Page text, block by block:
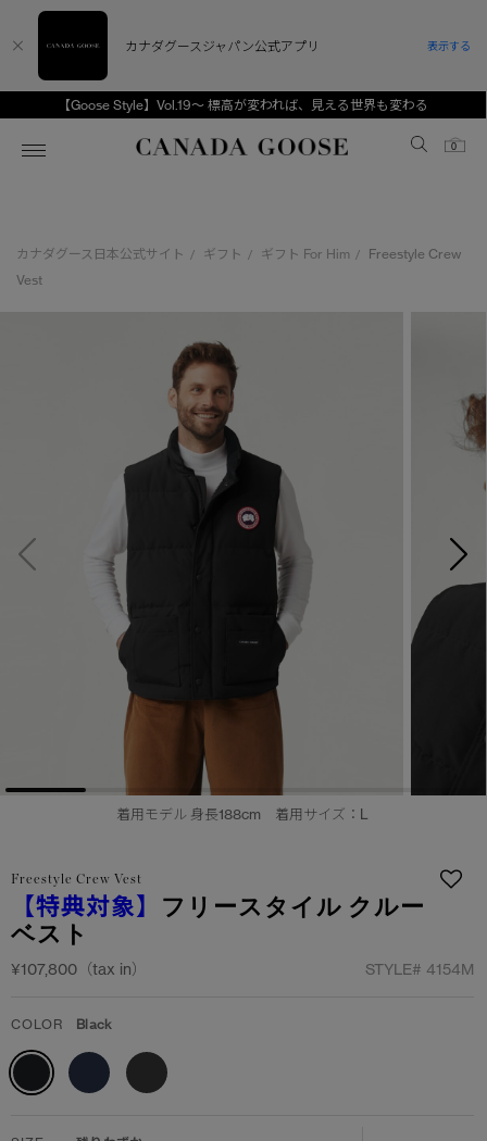
【Goose Style】Vol.19～ 標高が変われば、見える世界も変わる
Canada Goose
0
アンバサダー
スプリングコレクション
ベストセラー
FW26コレクション
サマー 26 コレクション
サマー 26 コレクションLOOK
日本限定モデル
スノーグース
メイドインジャパンTシャツ
アウターウェア
アクセサリー
コレクション
ベストセラー
FW26コレクション
サマー 26 コレクション
サマー 26 コレクションLOOK
日本限定モデル
スノーグース
メイドインジャパンTシャツ
アウターウェア
アクセサリー
コレクション
キッズ（2‐7歳)
ユース（6＋歳)
コレクション
CANADA GOOSE Generationsは、アウター
ウェアの下取り・再販を通じて、長く愛される製
品の価値を受け継いでいきます。
アーカイブの希少なピースもご覧いただけます。
詳しく見る
下取り申請
カナダグース日本公式サイト / ギフト / ギフト For Him /
Freestyle Crew
Vest
着用モデル 身長188cm 着用サイズ：L
Freestyle Crew Vest
【特典対象】 フリースタイル クルー
ベスト
¥107,800（tax in） STYLE# 4154M
COLOR Black
カナダグースジャパン公式アプリ 表示する